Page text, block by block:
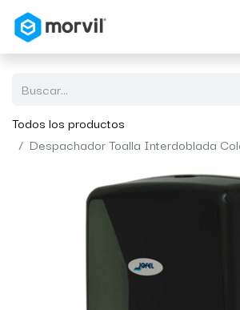
Todos los productos
Despachador Toalla Interdoblada